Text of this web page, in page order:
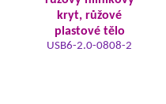
kryt, růžové
plastové tělo
USB6-2.0-0808-2